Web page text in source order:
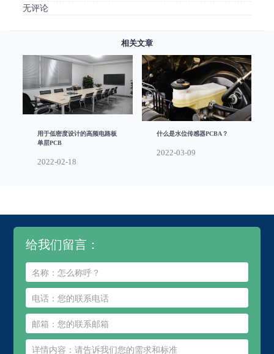
无评论
相关文章
用于低密度设计的高频电路板
单层PCB
2022-02-18
什么是水位传感器PCBA？
2022-03-09
给我们留言：